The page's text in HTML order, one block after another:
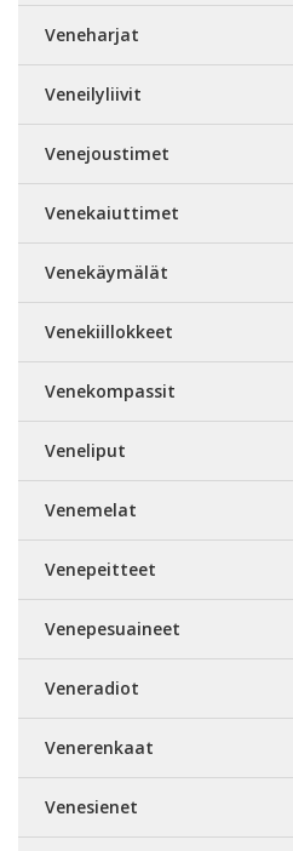
Veneharjat
Veneilyliivit
Venejoustimet
Venekaiuttimet
Venekäymälät
Venekiillokkeet
Venekompassit
Veneliput
Venemelat
Venepeitteet
Venepesuaineet
Veneradiot
Venerenkaat
Venesienet